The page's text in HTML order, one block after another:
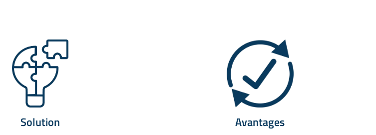
Solution Avantages